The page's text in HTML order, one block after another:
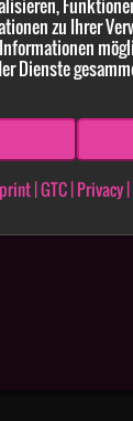
zu Ihrer
Dienste
|GTC|Privacy|
Anführungen